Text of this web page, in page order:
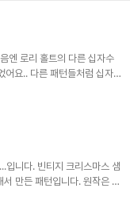
로리 홀트의 다른 십자수
요.. 다른 패턴들처럼 십자수
퀼트이불때문에 끌려서 한듯
입니다. 빈티지 크리스마스 샘
만든 패턴입니다. 원작은 진
진해 보이는오트밀....(11카운